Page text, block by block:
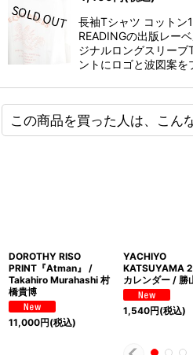
長袖Tシャツ コット
READINGの出版レー
ジナルロングスリーブ
ントにロゴと波図案
この商品を買った人は、こん
DOROTHY RISO
PRINT『Atman』 /
Takahiro Murahashi 村
橋貴博
11,000円(税込)
YACHIYO
KATSUYAMA
カレンダー / 勝
1,540円(税込)